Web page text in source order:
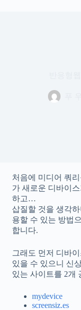
처음에 미디어 쿼
가 새로운 디바이
하고…
삽질할 것을 생각
용할 수 있는 방법
합니다.
그래도 먼저 디바
있을 수 있으니 신
있는 사이트를 2개
mydevice
screensiz.es